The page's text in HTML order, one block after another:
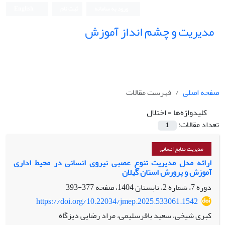
مدیریت و چشم انداز آموزش
صفحه اصلی
فهرست مقالات
کلیدواژه‌ها =اختلال
تعداد مقالات:
1
مدیریت منابع انسانی
ارائه مدل مدیریت تنوع عصبی نیروی انسانی در محیط اداری
آموزش و پرورش استان گیلان
دوره 7، شماره 2، تابستان 1404، صفحه
377-393
https://doi.org/10.22034/jmep.2025.533061.1542
کبری شیخی، سعید باقرسلیمی، مراد رضایی دیزگاه